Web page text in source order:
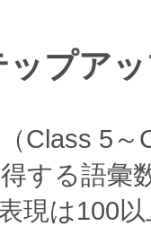
プア
Class 5～
する語彙
現は100